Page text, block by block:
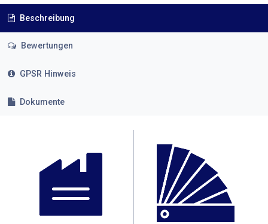
Beschreibung
Bewertungen
GPSR Hinweis
Dokumente